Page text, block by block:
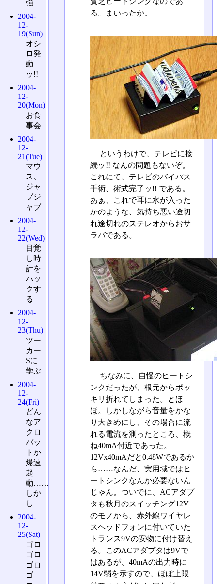
る。まいったか。
というわけで、テレビに接
続ッ!! なんの問題もないぞ。
これにて、テレビのバイパス
手術、術式完了ッ!! である。
あぁ、これで耳に水が入った
かのような、気持ち悪い途切
れ途切れのステレオからおサ
ラバである。
ちなみに、自慢のヒートシ
ンクだったが、根元からポッ
キリ折れてしまった。とほ
ほ。しかしながら音量をかな
り大きめにし、その場合に流
れる電流を測ったところ、概
ね40mA付近であった。
12Vx40mAだと0.48Wであるか
ら……なんだ、実用域ではヒ
ートシンクなんか必要ないん
じゃん。ついでに、ACアダプ
タも秋月のスイッチング12V
のモノから、赤外線ワイヤレ
スヘッドフォンに付いていた
トランス9Vの安物に付け替え
る。このACアダプタは9Vで
はあるが、40mAの出力時に
14V弱を示すので、ほぼ上限
強
2004-
12-
19(Sun)
オシ
ロ発
動
ッ!!
2004-
12-
20(Mon)
お食
事会
2004-
12-
21(Tue)
マウ
ス、
ジャ
ブジ
ャブ
2004-
12-
22(Wed)
目覚
し時
計を
ハッ
クす
る
2004-
12-
23(Thu)
ツー
カー
Sに
学ぶ
2004-
12-
24(Fri)
どん
なア
クロ
バッ
トか
爆速
起
動……
しか
し
2004-
12-
25(Sat)
ゴロ
ゴロ
ゴロ
ゴ